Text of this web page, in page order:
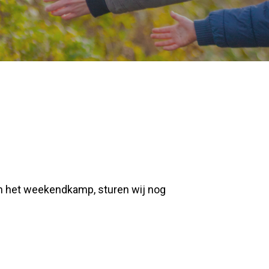
het weekendkamp, sturen wij nog